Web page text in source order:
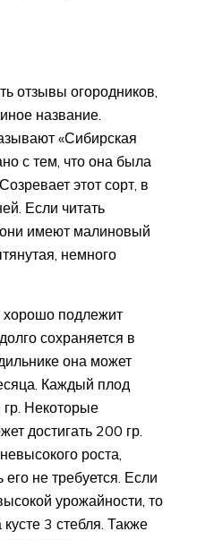
отзывы огородников,
название.
«Сибирская
с тем, что она была
этот сорт, в
Если читать
имеют малиновый
немного
подлежит
сохраняется в
она может
Каждый плод
Некоторые
достигать 200 гр.
роста,
не требуется. Если
урожайности, то
3 стебля. Также